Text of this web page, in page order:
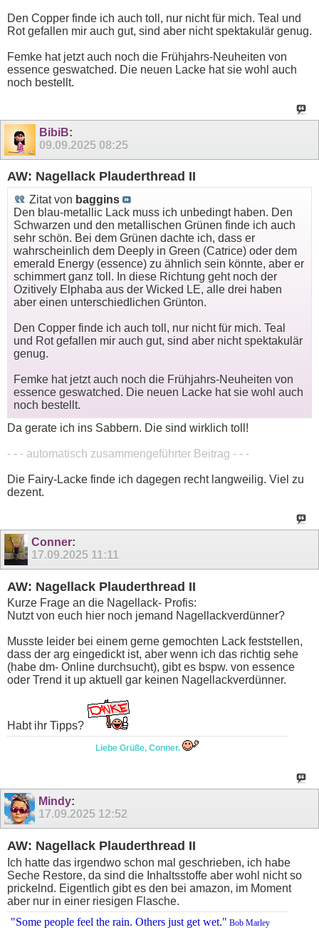
Den Copper finde ich auch toll, nur nicht für mich. Teal und
Rot gefallen mir auch gut, sind aber nicht spektakulär genug.
Femke hat jetzt auch noch die Frühjahrs-Neuheiten von
essence geswatched. Die neuen Lacke hat sie wohl auch
noch bestellt.
BibiB:
09.09.2025 08:25
AW: Nagellack Plauderthread II
Zitat von baggins
Den blau-metallic Lack muss ich unbedingt haben. Den
Schwarzen und den metallischen Grünen finde ich auch
sehr schön. Bei dem Grünen dachte ich, dass er
wahrscheinlich dem Deeply in Green (Catrice) oder dem
emerald Energy (essence) zu ähnlich sein könnte, aber er
schimmert ganz toll. In diese Richtung geht noch der
Ozitively Elphaba aus der Wicked LE, alle drei haben
aber einen unterschiedlichen Grünton.
Den Copper finde ich auch toll, nur nicht für mich. Teal
und Rot gefallen mir auch gut, sind aber nicht spektakulär
genug.
Femke hat jetzt auch noch die Frühjahrs-Neuheiten von
essence geswatched. Die neuen Lacke hat sie wohl auch
noch bestellt.
Da gerate ich ins Sabbern. Die sind wirklich toll!
- - - automatisch zusammengeführter Beitrag - - -
Die Fairy-Lacke finde ich dagegen recht langweilig. Viel zu
dezent.
Conner:
17.09.2025 11:11
AW: Nagellack Plauderthread II
Kurze Frage an die Nagellack- Profis:
Nutzt von euch hier noch jemand Nagellackverdünner?
Musste leider bei einem gerne gemochten Lack feststellen,
dass der arg eingedickt ist, aber wenn ich das richtig sehe
(habe dm- Online durchsucht), gibt es bspw. von essence
oder Trend it up aktuell gar keinen Nagellackverdünner.
Habt ihr Tipps?
Liebe Grüße, Conner.
Mindy:
17.09.2025 12:52
AW: Nagellack Plauderthread II
Ich hatte das irgendwo schon mal geschrieben, ich habe
Seche Restore, da sind die Inhaltsstoffe aber wohl nicht so
prickelnd. Eigentlich gibt es den bei amazon, im Moment
aber nur in einer riesigen Flasche.
"Some people feel the rain. Others just get wet." Bob Marley